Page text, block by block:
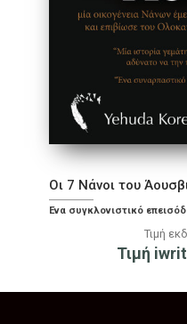
Οι 7 Νάνοι του
Ένα συγκλονιστικό
Τιμή
Τιμή